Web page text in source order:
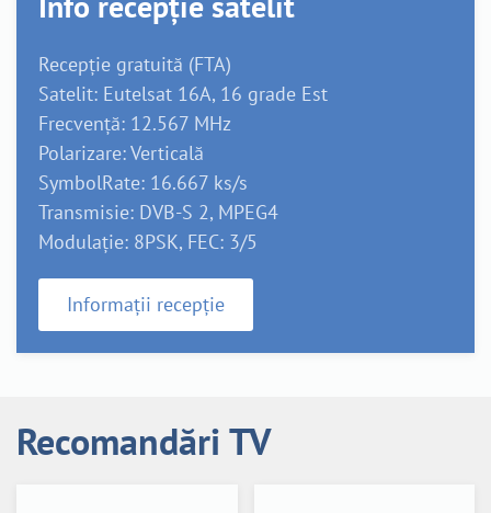
Recepție gratuită (FTA)
Satelit: Eutelsat 16A, 16 grade Est
Frecvență: 12.567 MHz
Polarizare: Verticală
SymbolRate: 16.667 ks/s
Transmisie: DVB-S 2, MPEG4
Modulație: 8PSK, FEC: 3/5
Informații recepție
Recomandări TV